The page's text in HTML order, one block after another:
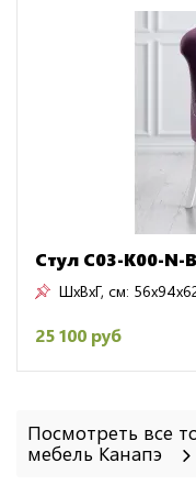
Стул C03-K00-N-
ШxВxГ, см:
25 100 руб
Посмотреть все
мебель Канапэ